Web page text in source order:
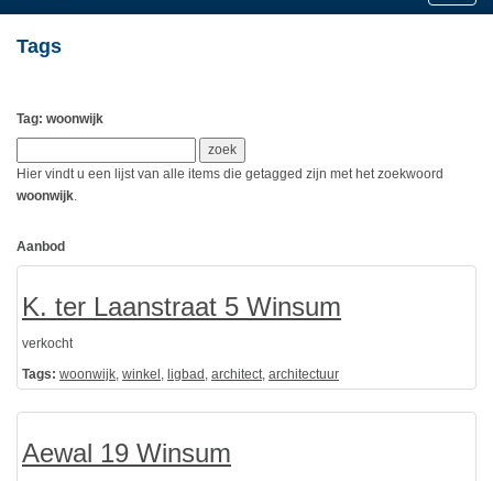
Tags
Tag: woonwijk
Hier vindt u een lijst van alle items die getagged zijn met het zoekwoord
woonwijk.
Aanbod
K. ter Laanstraat 5 Winsum
verkocht
Tags: woonwijk, winkel , ligbad , architect, architectuur
Aewal 19 Winsum